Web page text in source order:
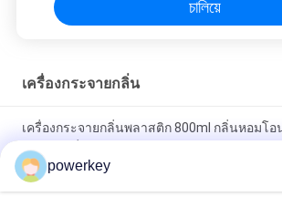
চালিয়ে
เครื่องกระจายกลิ่น
เครื่องกระจายกลิ่นพลาสติก 800ml กลิ่นหอมโอ
อุปกรณ์กลิ่น
เครื่องกระจายกลิ่นแบบพกพาขนาดเล็ก OEM
powerkey